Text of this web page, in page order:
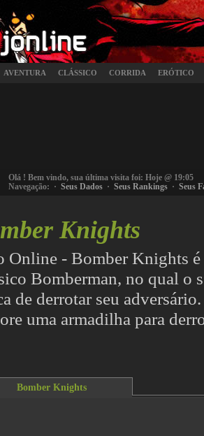
AVENTURA CLÁSSICO CORRIDA ERÓTICO
Olá ! Bem vindo, sua última visita foi: Hoje @ 19:05
Navegação: · Seus Dados · Seus Rankings · Seus
Knights
Online - Bomber Knights
Bomberman, no qual o
de derrotar seu
uma armadilha para
Bomber Knights